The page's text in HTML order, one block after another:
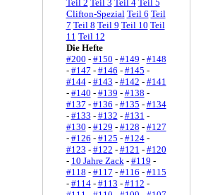
Teil 2 Teil 3 Teil 4 Teil 5
Clifton-Spezial Teil 6 Teil
7 Teil 8 Teil 9 Teil 10 Teil
11 Teil 12
Die Hefte
#200 - #150 - #149 - #148
- #147 - #146 - #145 -
#144- #143 - #142 - #141
- #140 - #139 - #138 -
#137 - #136 - #135 - #134
- #133 - #132 - #131 -
#130 - #129 - #128 - #127
- #126 - #125 - #124-
#123 - #122 - #121 - #120
- 10 Jahre Zack- #119 -
#118 - #117 - #116 - #115
- #114- #113 - #112 -